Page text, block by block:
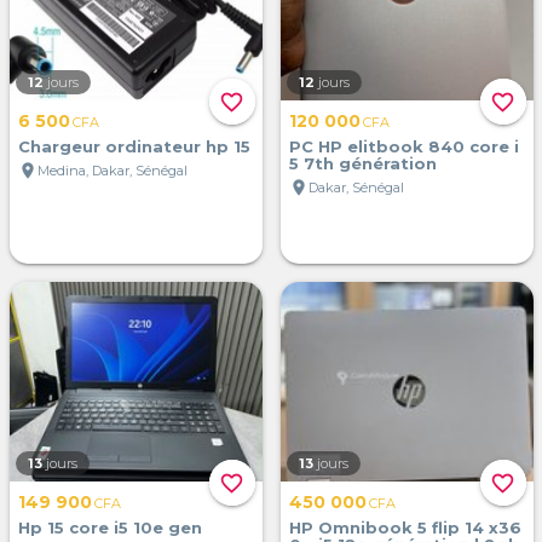
favorite_border
12 jours
6 500CFA
Chargeur ordinateur hp 15
location_on Medina, Dakar, Sénégal
favorite_border
12 jours
120 000CFA
PC HP elitbook 840 core i
5 7th génération
location_on Dakar, Sénégal
favorite_border
13 jours
149 900CFA
Hp 15 core i5 10e gen
favorite_border
13 jours
450 000CFA
HP Omnibook 5 flip 14 x36